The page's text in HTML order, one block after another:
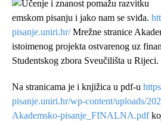
emskom pisanju i jako nam se sviđa.
pisanje.uniri.hr/Mrežne stranice
istoimenog projekta ostvarenog uz
Studentskog zbora Sveučilišta u Rijeci.
Na stranicama je i knjižica u pdf-u
pisanje.uniri.hr/wp-content/uploads/
Akademsko-pisanje_FINALNA.pdf